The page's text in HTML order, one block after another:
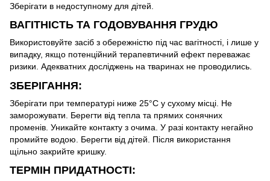
Зберігати в недоступному для дітей.
ВАГІТНІСТЬ ТА ГОДОВУВАННЯ ГРУДЮ
Використовуйте засіб з обережністю під час вагітності, і лише у
випадку, якщо потенційний терапевтичний ефект переважає
ризики. Адекватних досліджень на тваринах не проводились.
ЗБЕРІГАННЯ:
Зберігати при температурі ниже 25°С у сухому місці. Не
заморожувати. Берегти від тепла та прямих сонячних
променів. Уникайте контакту з очима. У разі контакту негайно
промийте водою. Берегти від дітей. Після використання
щільно закрийте кришку.
ТЕРМІН ПРИДАТНОСТІ: